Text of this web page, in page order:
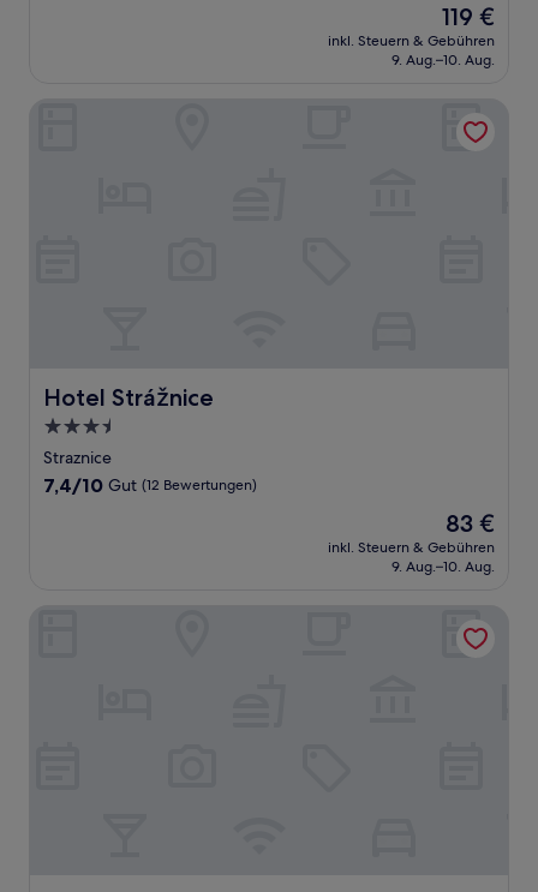
Der
Preis
beträgt
119 €
inkl. Steuern & Gebühren
9. Aug.–10. Aug.
Hotel Strážnice
Hotel Strážnice
3.5-
Sterne-
Unterkunft
Straznice
7.4
7,4/10 Gut (12 Bewertungen)
Der
Preis
beträgt
83 €
inkl. Steuern & Gebühren
9. Aug.–10. Aug.